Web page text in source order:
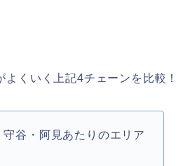
くいく上記4チェーンを比較！
谷・阿見あたりのエリア